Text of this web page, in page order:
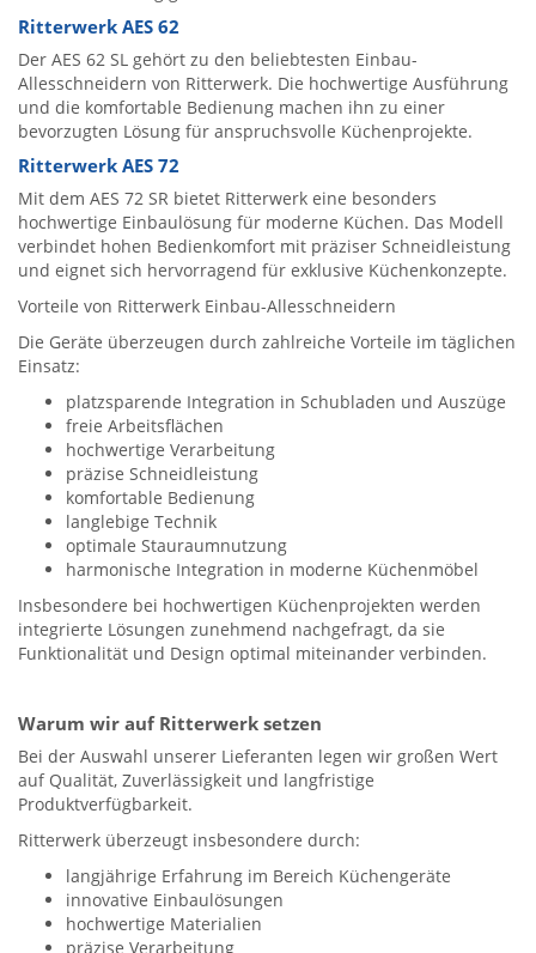
Ritterwerk AES 62
Der AES 62 SL gehört zu den beliebtesten Einbau-
Allesschneidern von Ritterwerk. Die hochwertige Ausführung
und die komfortable Bedienung machen ihn zu einer
bevorzugten Lösung für anspruchsvolle Küchenprojekte.
Ritterwerk AES 72
Mit dem AES 72 SR bietet Ritterwerk eine besonders
hochwertige Einbaulösung für moderne Küchen. Das Modell
verbindet hohen Bedienkomfort mit präziser Schneidleistung
und eignet sich hervorragend für exklusive Küchenkonzepte.
Vorteile von Ritterwerk Einbau-Allesschneidern
Die Geräte überzeugen durch zahlreiche Vorteile im täglichen
Einsatz:
platzsparende Integration in Schubladen und Auszüge
freie Arbeitsflächen
hochwertige Verarbeitung
präzise Schneidleistung
komfortable Bedienung
langlebige Technik
optimale Stauraumnutzung
harmonische Integration in moderne Küchenmöbel
Insbesondere bei hochwertigen Küchenprojekten werden
integrierte Lösungen zunehmend nachgefragt, da sie
Funktionalität und Design optimal miteinander verbinden.
Warum wir auf Ritterwerk setzen
Bei der Auswahl unserer Lieferanten legen wir großen Wert
auf Qualität, Zuverlässigkeit und langfristige
Produktverfügbarkeit.
Ritterwerk überzeugt insbesondere durch:
langjährige Erfahrung im Bereich Küchengeräte
innovative Einbaulösungen
hochwertige Materialien
präzise Verarbeitung